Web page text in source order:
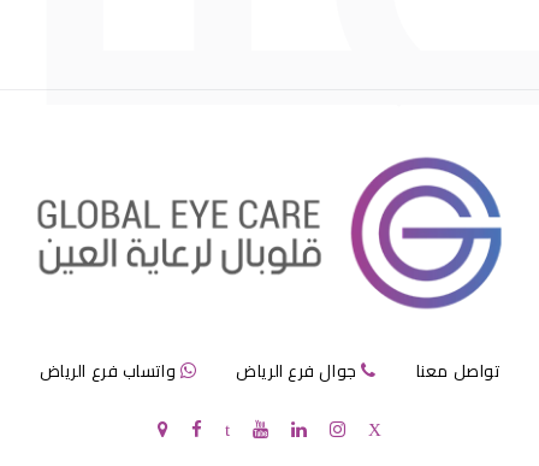
عمليات تجميل العيون الجاحظة
تواصل معنا جوال فرع الرياض واتساب فرع الرياض